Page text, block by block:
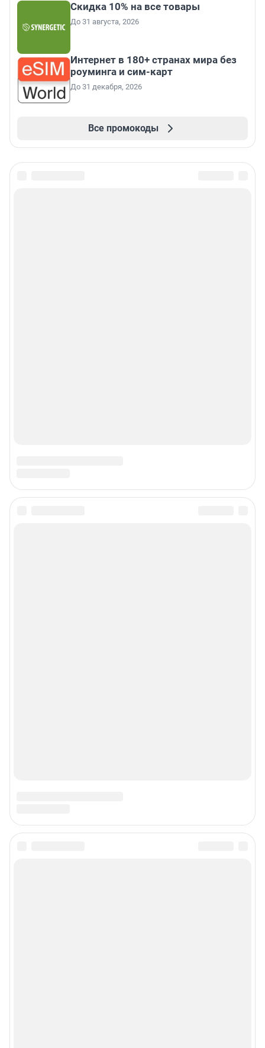
Скидка 10% на все товары
До 31 августа, 2026
Интернет в 180+ странах мира без
роуминга и сим-карт
До 31 декабря, 2026
Все промокоды